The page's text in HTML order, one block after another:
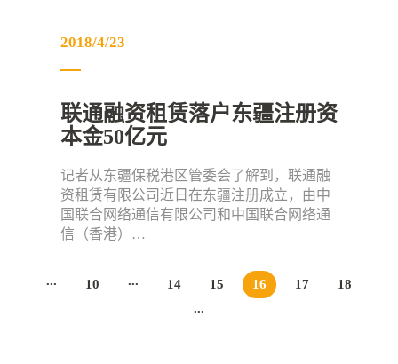
2018/4/23
联通融资租赁落户东疆注册资
本金50亿元
记者从东疆保税港区管委会了解到，联通融
资租赁有限公司近日在东疆注册成立，由中
国联合网络通信有限公司和中国联合网络通
信（香港）…
... 10 ... 14 15 16 17
18
...